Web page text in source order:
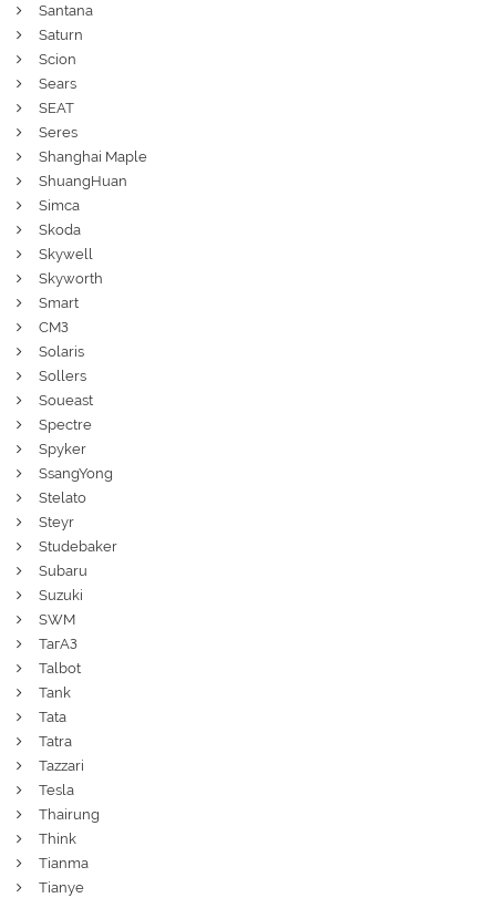
Santana
Saturn
Scion
Sears
SEAT
Seres
Shanghai Maple
ShuangHuan
Simca
Skoda
Skywell
Skyworth
Smart
СМЗ
Solaris
Sollers
Soueast
Spectre
Spyker
SsangYong
Stelato
Steyr
Studebaker
Subaru
Suzuki
SWM
ТагАЗ
Talbot
Tank
Tata
Tatra
Tazzari
Tesla
Thairung
Think
Tianma
Tianye